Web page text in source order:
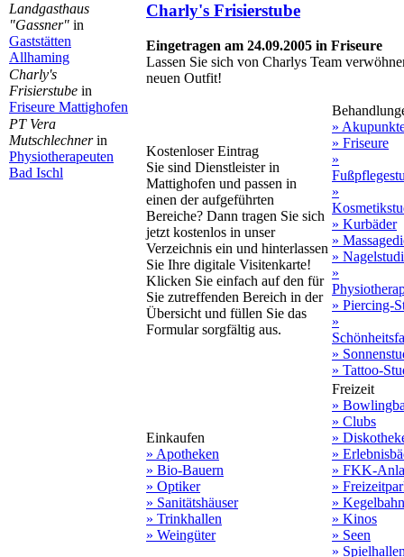
Landgasthaus
"Gassner" in
Gaststätten
Allhaming
Charly's
Frisierstube in
Friseure Mattighofen
PT Vera
Mutschlechnerin
Physiotherapeuten
Bad Ischl
Charly's Frisierstube
Eingetragen am 24.09.2005 in Friseure
Lassen Sie sich von Charlys Team
neuen Outfit!
Kostenloser Eintrag
Sie sind Dienstleister in
Mattighofen und passen in
einen der aufgeführten
Bereiche? Dann tragen Sie sich
jetzt kostenlos in unser
Verzeichnis ein und hinterlassen
Sie Ihre digitale Visitenkarte!
Klicken Sie einfach auf den für
Sie zutreffenden Bereich in der
Übersicht und füllen Sie das
Formular sorgfältig aus.
»
» Friseure
»
»
» Kurbäder
»
»
»
» Piercing-
»
»
» Tattoo-
Einkaufen
» Apotheken
» Bio-Bauern
» Optiker
» Sanitätshäuser
» Trinkhallen
» Weingüter
Freizeit
»
» Clubs
»
»
» FKK-
»
»
» Kinos
» Seen
»